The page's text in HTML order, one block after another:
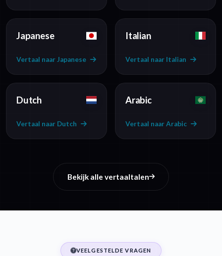
Japanese
Vertaal naar Japanese
Italian
Vertaal naar Italian
Dutch
Vertaal naar Dutch
Arabic
Vertaal naar Arabic
Bekijk alle vertaaltalen
VEELGESTELDE VRAGEN